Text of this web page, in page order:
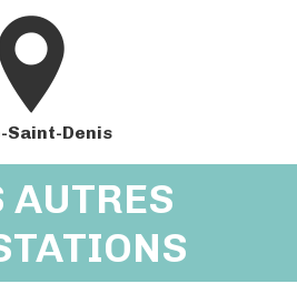
Saint-Denis
AUTRES